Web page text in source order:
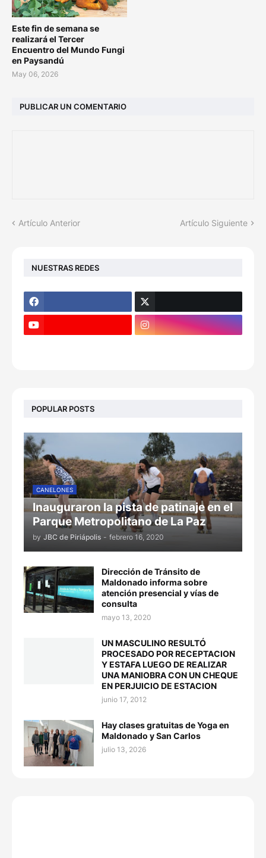
Este fin de semana se
realizará el Tercer
Encuentro del Mundo Fungi
en Paysandú
May 06, 2026
PUBLICAR UN COMENTARIO
Artículo Anterior Artículo Siguiente
NUESTRAS REDES
POPULAR POSTS
CANELONES
Inauguraron la pista de patinaje en el
Parque Metropolitano de La Paz
by JBC de Piriápolis - febrero 16, 2020
Dirección de Tránsito de
Maldonado informa sobre
atención presencial y vías de
consulta
mayo 13, 2020
UN MASCULINO RESULTÓ
PROCESADO POR RECEPTACION
Y ESTAFA LUEGO DE REALIZAR
UNA MANIOBRA CON UN CHEQUE
EN PERJUICIO DE ESTACION
junio 17, 2012
Hay clases gratuitas de Yoga en
Maldonado y San Carlos
julio 13, 2026